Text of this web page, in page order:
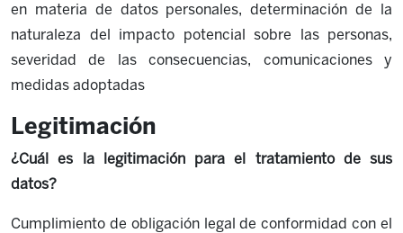
en materia de datos personales, determinación de la
naturaleza del impacto potencial sobre las personas,
severidad de las consecuencias, comunicaciones y
medidas adoptadas
Legitimación
¿Cuál es la legitimación para el tratamiento de sus
datos?
Cumplimiento de obligación legal de conformidad con el